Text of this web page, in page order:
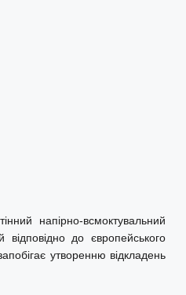
напірно-всмоктувальний
до європейського
утворенню відкладень